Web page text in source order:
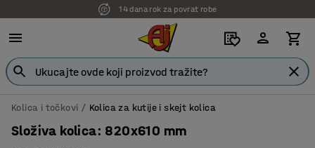
14 dana rok za povrat robe
Kolica i točkovi Kolica za kutije i skejt kolica
Složiva kolica: 820x610 mm